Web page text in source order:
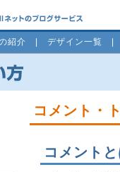
紹介 デザイン一覧
コメント・
コメント